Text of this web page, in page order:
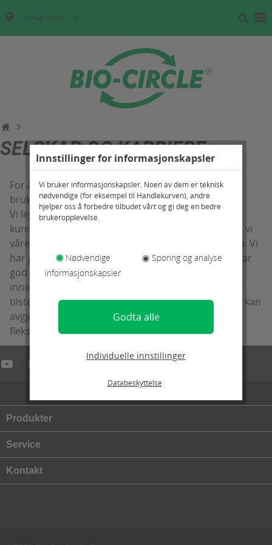
NORGE - NORSK
SELSKAP OG KARRIERE
For å hevde seg internasjonalt må man hele tiden
bruke en fremtidsrettet bedriftskultur.
Vi legger stor vekt på personlig service og
kunnskapsrikt brukertilpasset råd. Derfor fremmer vi
våre medarbeidere med utdanning på høyeste nivå. Vi
har gradvis bygget opp et profesjonelt team som har
god forståelse for kundenes behov og finner
innovative løsninger for alle mulige situasjoner. Vår
tilstedeværelse i Europa og verden betyr at vi raskt kan
avgjøre våre kunders behov og reagere raskt og
fleksibelt.
.
Produkter
Service
Kontakt
Innstillinger for informasjonskapsler
Vi bruker informasjonskapsler. Noen av dem er teknisk
nødvendige (for eksempel til Handlekurven), andre
hjelper oss å forbedre tilbudet vårt og gi deg en bedre
brukeropplevelse.
◉Nødvendige
informasjonskapsler
◉ Sporing og analyse
Godta alle
Individuelle innstillinger
Databeskyttelse